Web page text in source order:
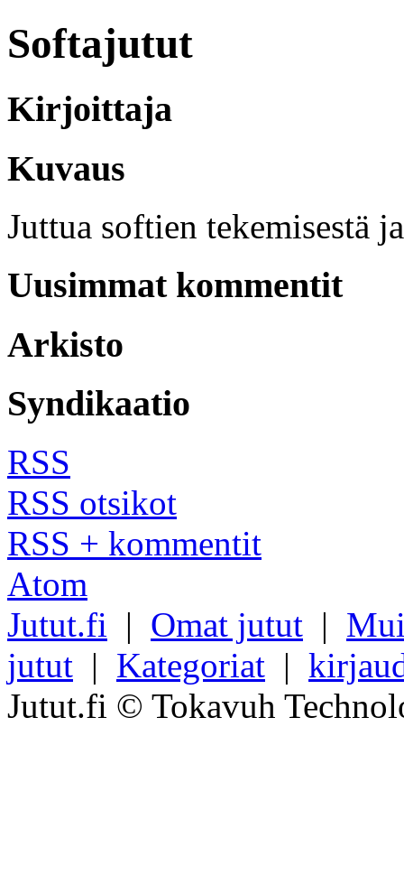
Softajutut
Kirjoittaja
Kuvaus
Juttua softien tekemisestä
Uusimmat kommentit
Arkisto
Syndikaatio
RSS
RSS otsikot
RSS + kommentit
Atom
Jutut.fi | Omat jutut |
jutut | Kategoriat |
Jutut.fi © Tokavuh